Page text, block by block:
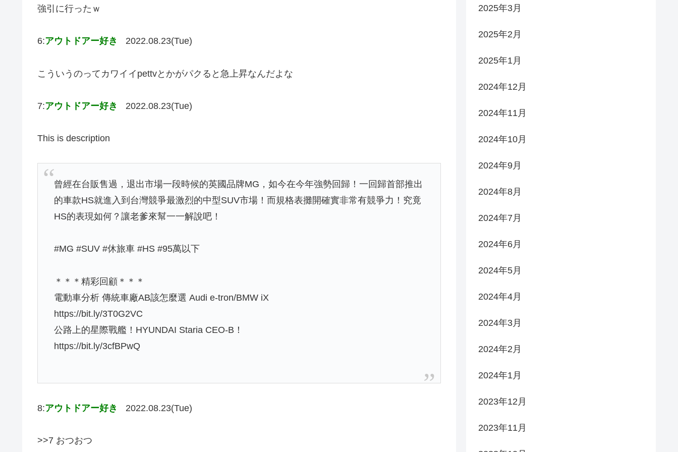
強引に行ったｗ
6:アウトドアー好き 2022.08.23(Tue)
こういうのってカワイイpettvとかがパクると急上昇なんだよな
7:アウトドアー好き 2022.08.23(Tue)
This is description
曾經在台販售過，退出市場一段時候的英國品牌MG，如今在今年強勢回歸！一回歸首部推出
的車款HS就進入到台灣競爭最激烈的中型SUV市場！而規格表攤開確實非常有競爭力！究竟
HS的表現如何？讓老爹來幫一一解說吧！
#MG #SUV #休旅車 #HS #95萬以下
＊＊＊精彩回顧＊＊＊
電動車分析 傳統車廠AB該怎麼選 Audi e-tron/BMW iX
https://bit.ly/3T0G2VC
公路上的星際戰艦！HYUNDAI Staria CEO-B！
https://bit.ly/3cfBPwQ
8:アウトドアー好き 2022.08.23(Tue)
>>7 おつおつ
2025年3月
2025年2月
2025年1月
2024年12月
2024年11月
2024年10月
2024年9月
2024年8月
2024年7月
2024年6月
2024年5月
2024年4月
2024年3月
2024年2月
2024年1月
2023年12月
2023年11月